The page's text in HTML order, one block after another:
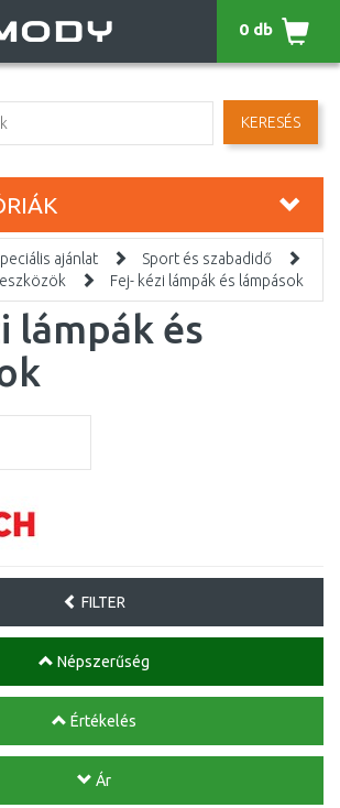
KERESÉS
0 db
ajánlat
Sport és szabadidő
Fej- kézi lámpák és lámpások
lámpák és
FILTER
Népszerűség
Értékelés
Ár